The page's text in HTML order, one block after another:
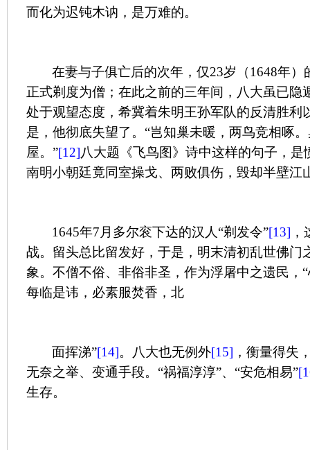
而化为迟钝木讷，是万难的。
在妻与子俱亡后的次年，仅23岁（1648年）
正式剃度为僧；在此之前的三年间，八大虽已隐
处于观望态度，希冀着朱明王孙军队的反清胜利
是，他彻底失望了。“岂知巢未暖，两鸟竞相啄
屋。”[12]八大题《飞鸟图》诗中这样的句子，
南明小朝廷竟同室操戈、两败俱伤，毁却半壁江
1645年7 月多尔衮下达的汉人“剃发令”[13]
战。留头总比留发好，于是，明末清初乱世佛门
象。不僧不俗、非俗非圣，作为浮屠中之遗民，
每临是讳，必素服焚香，北
面挥涕”[14]。八大也无例外[15] ，衡量得失
无奈之举、变通手段。“祸福淳淳”、“安危相易”
生存。